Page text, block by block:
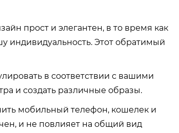
прост и элегантен, в то время как
индивидуальность. Этот обратимый
в соответствии с вашими
и создать различные образы.
мобильный телефон, кошелек и
и не повлияет на общий вид